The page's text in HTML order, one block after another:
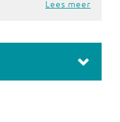
Lees meer